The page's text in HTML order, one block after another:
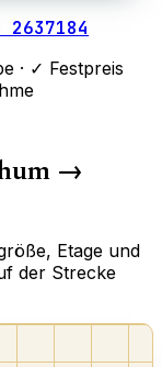
· ✓ Festpreis
→
Etage und
der Strecke